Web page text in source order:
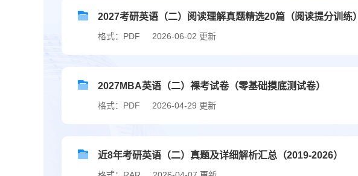
2027考研英语（二）阅读理解真题精选20篇（阅读提分训练）
格式：PDF 2026-06-02 更新
2027MBA英语（二）裸考试卷（零基础摸底测试卷）
格式：PDF 2026-04-29 更新
近8年考研英语（二）真题及详细解析汇总（2019-2026）